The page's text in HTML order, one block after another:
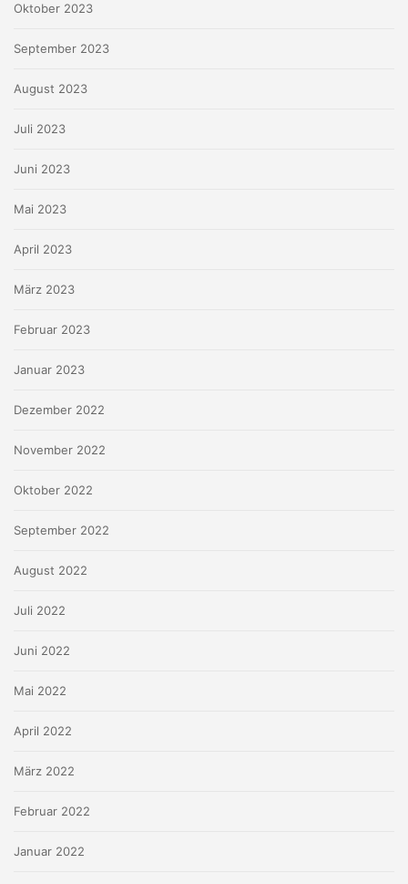
Oktober 2023
September 2023
August 2023
Juli 2023
Juni 2023
Mai 2023
April 2023
März 2023
Februar 2023
Januar 2023
Dezember 2022
November 2022
Oktober 2022
September 2022
August 2022
Juli 2022
Juni 2022
Mai 2022
April 2022
März 2022
Februar 2022
Januar 2022